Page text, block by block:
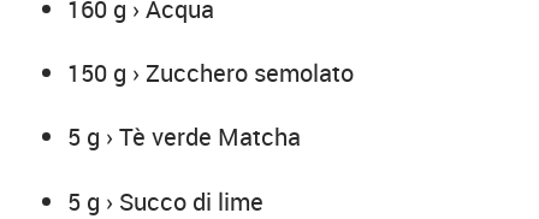
160 g › Acqua
150 g › Zucchero semolato
5 g › Tè verde Matcha
5 g › Succo di lime